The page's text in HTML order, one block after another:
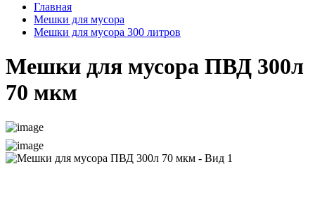
Главная
Мешки для мусора
Мешки для мусора 300 литров
Мешки для мусора ПВД 300л
70 мкм